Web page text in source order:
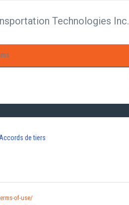
Technologies Inc.
Accords de tiers
of-use/